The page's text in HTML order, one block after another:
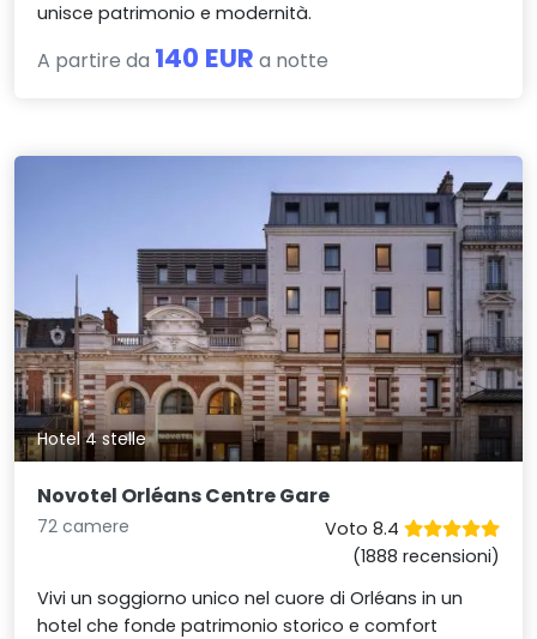
unisce patrimonio e modernità.
A partire da 140 EUR a notte
Hotel 4 stelle
Novotel Orléans Centre Gare
72 camere
Voto 8.4
(1888 recensioni)
Vivi un soggiorno unico nel cuore di Orléans in un
hotel che fonde patrimonio storico e comfort